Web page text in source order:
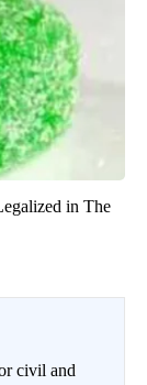
in The
civil and